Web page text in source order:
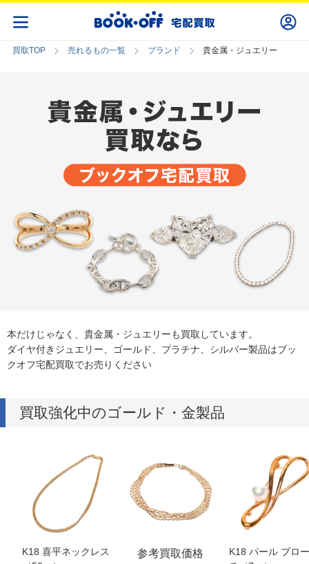
買取TOP 売れるもの一覧 ブランド 貴金属・ジュエリー
本だけじゃなく、貴金属・ジュエリーも買取しています。
ダイヤ付きジュエリー、ゴールド、プラチナ、シルバー製品はブッ
クオフ宅配買取でお売りください
買取強化中のゴールド・金製品
K18 喜平ネックレス
参考買取価格
K18 パール ブロ